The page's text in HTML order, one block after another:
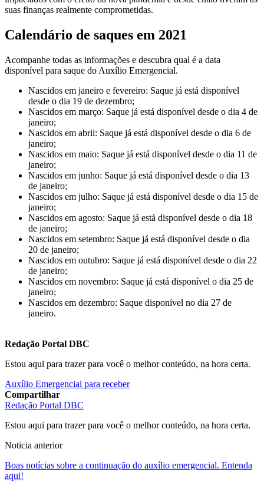
suas finanças realmente comprometidas.
Calendário de saques em 2021
Acompanhe todas as informações e descubra qual é a data
disponível para saque do Auxílio Emergencial.
Nascidos em janeiro e fevereiro: Saque já está disponível
desde o dia 19 de dezembro;
Nascidos em março: Saque já está disponível desde o dia 4 de
janeiro;
Nascidos em abril: Saque já está disponível desde o dia 6 de
janeiro;
Nascidos em maio: Saque já está disponível desde o dia 11 de
janeiro;
Nascidos em junho: Saque já está disponível desde o dia 13
de janeiro;
Nascidos em julho: Saque já está disponível desde o dia 15 de
janeiro;
Nascidos em agosto: Saque já está disponível desde o dia 18
de janeiro;
Nascidos em setembro: Saque já está disponível desde o dia
20 de janeiro;
Nascidos em outubro: Saque já está disponível desde o dia 22
de janeiro;
Nascidos em novembro: Saque já está disponível o dia 25 de
janeiro;
Nascidos em dezembro: Saque disponível no dia 27 de
janeiro.
Redação Portal DBC
Estou aqui para trazer para você o melhor conteúdo, na hora certa.
Auxílio Emergencial para receber
Compartilhar
Redação Portal DBC
Estou aqui para trazer para você o melhor conteúdo, na hora certa.
Noticia anterior
Boas notícias sobre a continuação do auxílio emergencial. Entenda
aqui!